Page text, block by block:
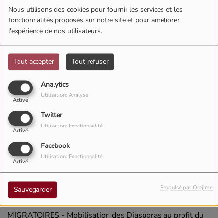
Nous utilisons des cookies pour fournir les services et les
fonctionnalités proposés sur notre site et pour améliorer
l'expérience de nos utilisateurs.
Tout accepter Tout refuser
Analytics
Activé
Utilisation: Analyse
Twitter
Activé
Utilisation: Fonctionnalité
Facebook
Activé
Utilisation: Fonctionnalité
Sauvegarder Propulsé par Orejime
07 JUILLET 2026
de Guinée du 1 er au 3 juillet 2026
COOPÉRATION RÉGIONALE DES POLITIQUES
MIGRATOIRES - Mobilisation des Diasporas au profit du